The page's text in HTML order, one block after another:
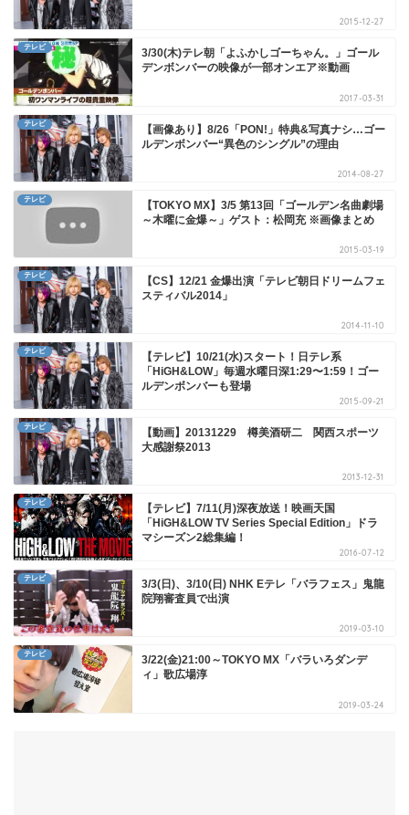
2015-12-27
テレビ
3/30(木)テレ朝「よふかしゴーちゃん。」ゴール
デンボンバーの映像が一部オンエア※動画
2017-03-31
テレビ
【画像あり】8/26「PON!」特典&写真ナシ…ゴー
ルデンボンバー“異色のシングル”の理由
2014-08-27
テレビ
【TOKYO MX】3/5 第13回「ゴールデン名曲劇場
～木曜に金爆～」ゲスト：松岡充 ※画像まとめ
2015-03-19
テレビ
【CS】12/21 金爆出演「テレビ朝日ドリームフェ
スティバル2014」
2014-11-10
テレビ
【テレビ】10/21(水)スタート！日テレ系
「HiGH&LOW」毎週水曜日深1:29〜1:59！ゴー
ルデンボンバーも登場
2015-09-21
テレビ
【動画】20131229 樽美酒研二 関西スポーツ
大感謝祭2013
2013-12-31
テレビ
【テレビ】7/11(月)深夜放送！映画天国
「HiGH&LOW TV Series Special Edition」ドラ
マシーズン2総集編！
2016-07-12
テレビ
3/3(日)、3/10(日) NHK Eテレ「バラフェス」鬼龍
院翔審査員で出演
2019-03-10
テレビ
3/22(金)21:00～TOKYO MX「バラいろダンデ
ィ」歌広場淳
2019-03-24